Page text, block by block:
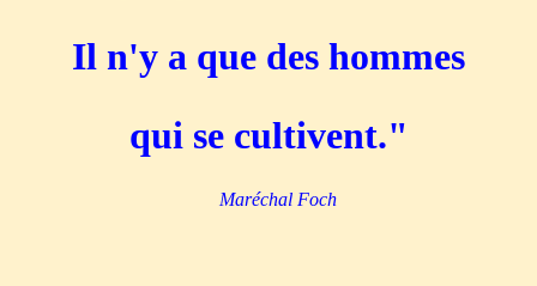
Il n'y a que des hommes
qui se cultivent."
Maréchal Foch